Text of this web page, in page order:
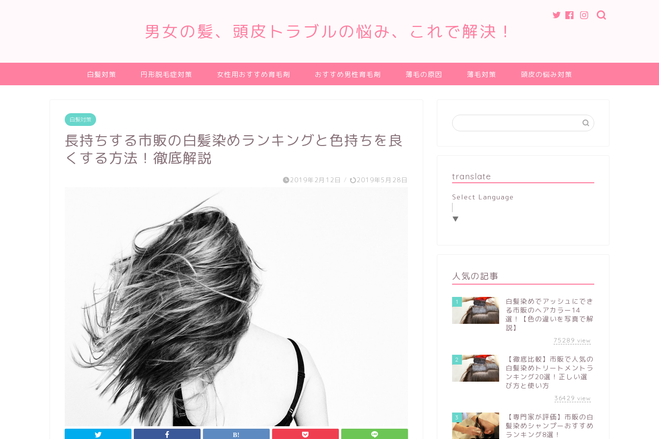
男女の髪、頭皮トラブルの悩み、これで解決！
白髪対策 円形脱毛症対策 女性用おすすめ育毛剤 おすすめ男性育毛剤 薄毛の原因 薄毛対策 頭皮の悩み対策
白髪対策
長持ちする市販の白髪染めランキングと色持ちを良
くする方法！徹底解説
2019年2月12日 / 2019年5月28日 translate
Select Language
▼
人気の記事
1
白髪染めでアッシュにでき
る市販のヘアカラー14
選！【色の違いを写真で解
説】
75289 view
2
【徹底比較】市販で人気の
白髪染めトリートメントラ
ンキング20選！正しい選
び方と使い方
36429 view
3
【専門家が評価】市販の白
髪染めシャンプーおすすめ
ランキング8選！